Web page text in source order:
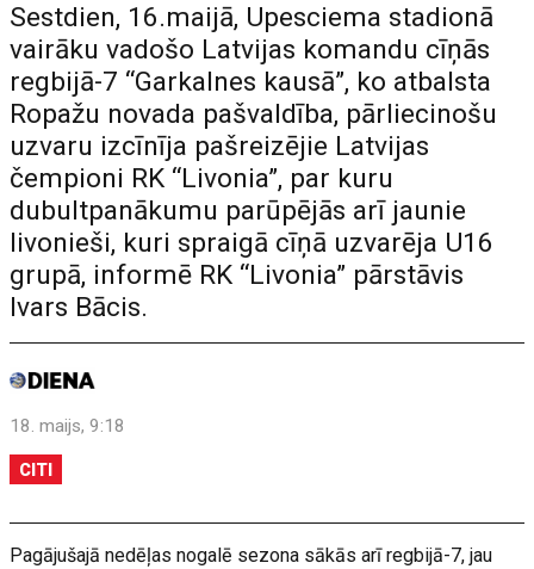
Sestdien, 16.maijā, Upesciema stadionā
vairāku vadošo Latvijas komandu cīņās
regbijā-7 “Garkalnes kausā”, ko atbalsta
Ropažu novada pašvaldība, pārliecinošu
uzvaru izcīnīja pašreizējie Latvijas
čempioni RK “Livonia”, par kuru
dubultpanākumu parūpējās arī jaunie
livonieši, kuri spraigā cīņā uzvarēja U16
grupā, informē RK “Livonia” pārstāvis
Ivars Bācis.
18. maijs, 9:18
CITI
Pagājušajā nedēļas nogalē sezona sākās arī regbijā-7, jau